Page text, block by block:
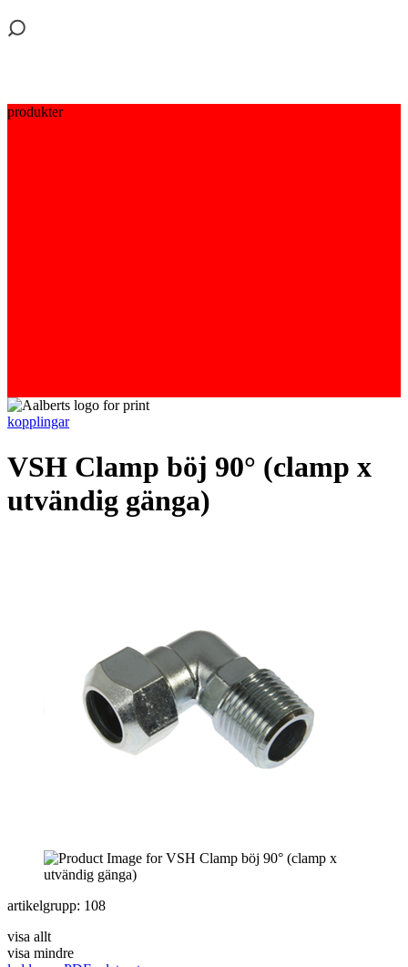
produkter
kopplingar
VSH Clamp böj 90° (clamp x
utvändig gänga)
artikelgrupp: 108
visa allt
visa mindre